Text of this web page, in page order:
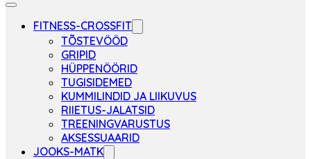
FITNESS-CROSSFIT
TÕSTEVÖÖD
GRIPID
HÜPPENÖÖRID
TUGISIDEMED
KUMMILINDID JA LIIKUVUS
RIIETUS-JALATSID
TREENINGVARUSTUS
AKSESSUAARID
JOOKS-MATK